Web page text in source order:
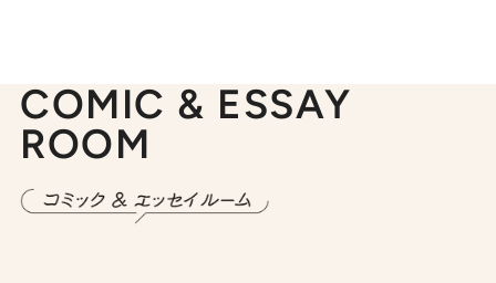
COMIC & ESSAY
ROOM